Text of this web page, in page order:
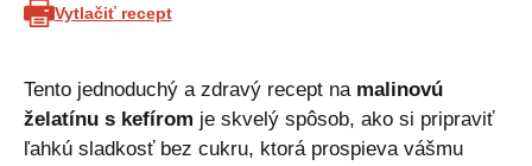
Vytlačiť recept
Tento jednoduchý a zdravý recept na malinovú
želatínu s kefírom je skvelý spôsob, ako si pripraviť
ľahkú sladkosť bez cukru, ktorá prospieva vášmu